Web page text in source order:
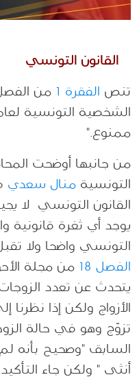
القانون التونسي
تنص الفقرة 1
ممنوع."
من جانبها أوضحت
التونسية منال سعدي
القانون التونسي لا
يوجد أي ثغرة قانونية
التونسي واضحا ولا
الفصل 18
من مجلة
يتحدث عن تعدد
الأزواج ولكن إذا نظرنا
تزوّج وهو في حالة
السابق "وصحيح بأنه
أنثى " ولكن جاء